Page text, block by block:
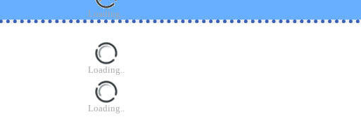
Loading..
Loading..
Loading..